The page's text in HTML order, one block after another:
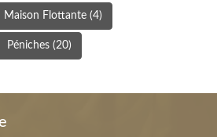
Maison Flottante (4)
Péniches (20)